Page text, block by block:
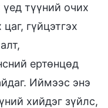
түүний очих
гүйцэтгэх
ертөнцөд
Иймээс энэ
хийдэг зүйлс,